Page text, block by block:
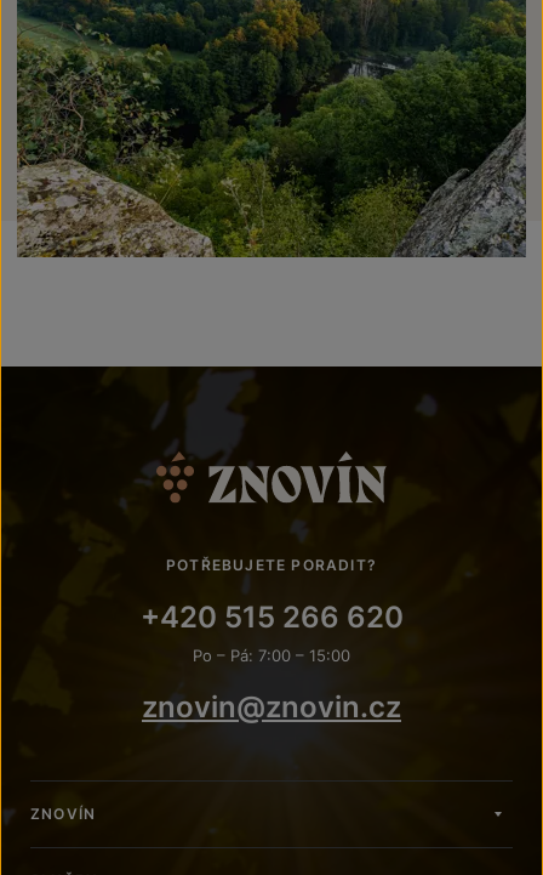
POTŘEBUJETE PORADIT?
+420 515 266 620
Po – Pá: 7:00 – 15:00
znovin@znovin.cz
ZNOVÍN